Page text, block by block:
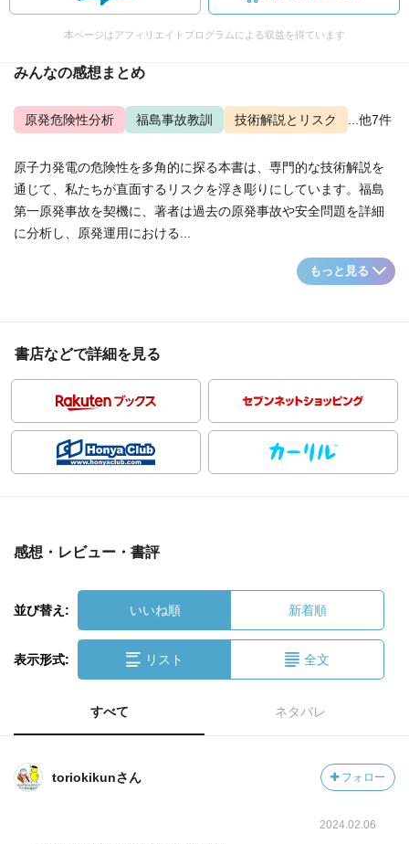
本ページはアフィリエイトプログラムによる収益を得ています
みんなの感想まとめ
原発危険性分析 福島事故教訓 技術解説とリスク ...他7件
原子力発電の危険性を多角的に探る本書は、専門的な技術解説を
通じて、私たちが直面するリスクを浮き彫りにしています。福島
第一原発事故を契機に、著者は過去の原発事故や安全問題を詳細
に分析し、原発運用における...
もっと見る
書店などで詳細を見る
感想・レビュー・書評
並び替え: いいね順 新着順
表示形式: リスト 全文
すべて ネタバレ
toriokikunさん フォロー
2024.02.06